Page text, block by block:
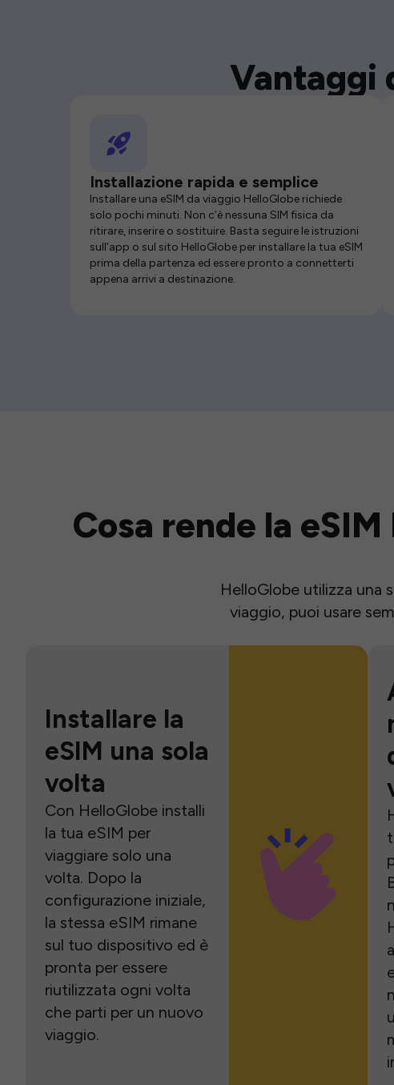
Vantaggi
Installazione rapida e semplice
Installare una eSIM da viaggio HelloGlobe richiede
solo pochi minuti. Non c’è nessuna SIM fisica da
ritirare, inserire o sostituire. Basta seguire le istruzioni
sull’app o sul sito HelloGlobe per installare la tua eSIM
prima della partenza ed essere pronto a connetterti
appena arrivi a destinazione.
Cosa rende la
HelloGlobe utilizza una
viaggio, puoi usare
Installare la
eSIM una sola
volta
Con HelloGlobe installi
la tua eSIM per
viaggiare solo una
volta. Dopo la
configurazione iniziale,
la stessa eSIM rimane
sul tuo dispositivo ed è
pronta per essere
riutilizzata ogni volta
che parti per un nuovo
viaggio.